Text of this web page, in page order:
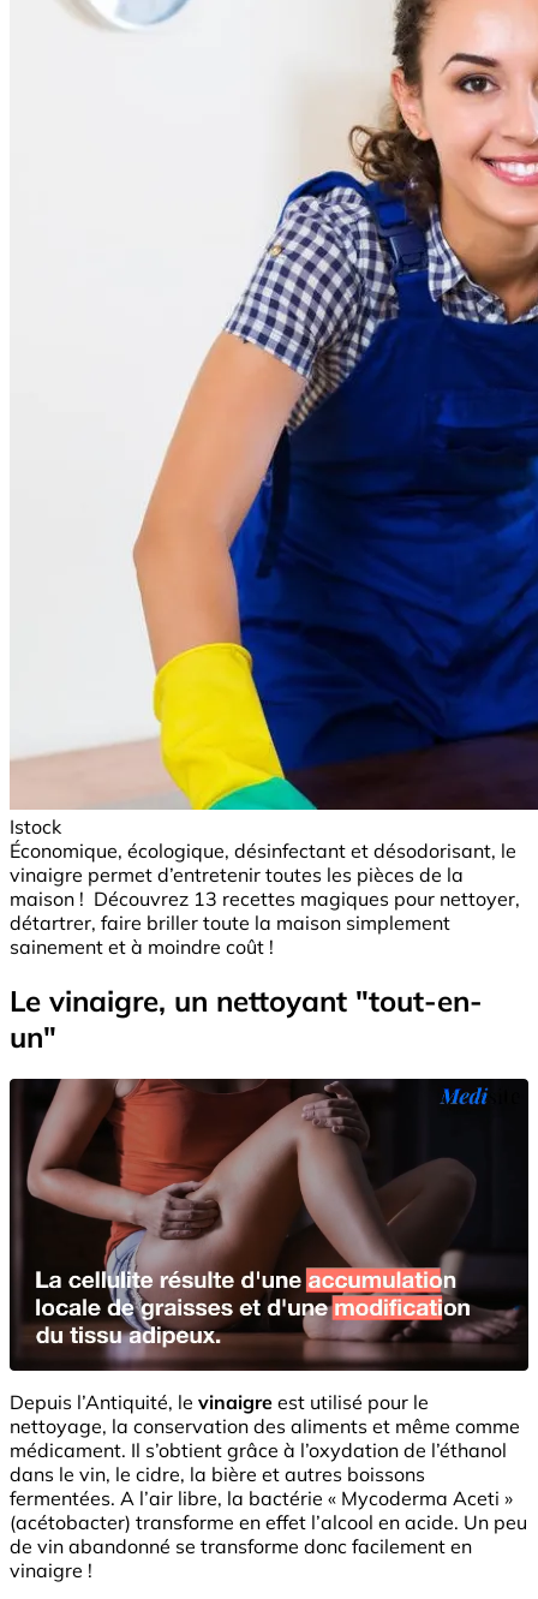
Istock
Économique, écologique, désinfectant et désodorisant, le
vinaigre permet d’entretenir toutes les pièces de la
maison ! Découvrez 13 recettes magiques pour nettoyer,
détartrer, faire briller toute la maison simplement
sainement et à moindre coût !
Le vinaigre, un nettoyant "tout-en-
un"
Depuis l’Antiquité, le vinaigre est utilisé pour le
nettoyage, la conservation des aliments et même comme
médicament. Il s’obtient grâce à l’oxydation de l’éthanol
dans le vin, le cidre, la bière et autres boissons
fermentées. A l’air libre, la bactérie « Mycoderma Aceti »
(acétobacter) transforme en effet l’alcool en acide. Un peu
de vin abandonné se transforme donc facilement en
vinaigre !